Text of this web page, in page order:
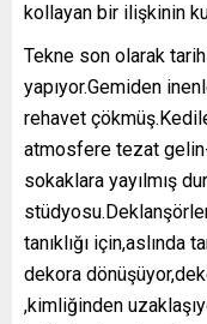
kollayan bir ilişkinin
Tekne son olarak
yapıyor.Gemiden
rehavet
atmosfere tezat
sokaklara yayılmış
tanıklığı için,aslında
dekora
,kimliğinden